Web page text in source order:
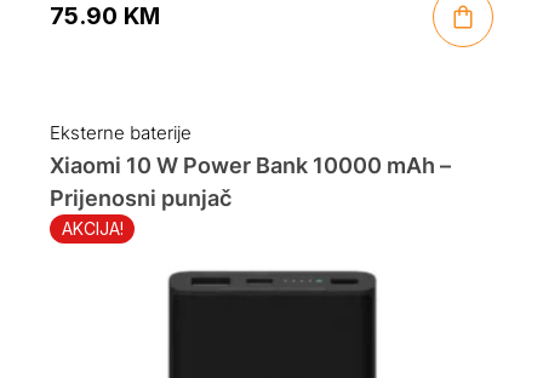
75.90 KM
Eksterne baterije
AKCIJA!
Xiaomi 10 W Power Bank 10000 mAh –
Prijenosni punjač